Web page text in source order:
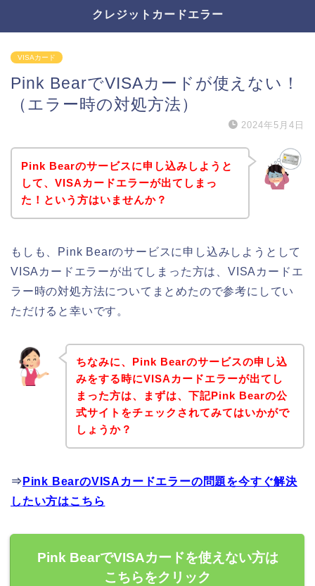
クレジットカードエラー
VISAカード
Pink BearでVISAカードが使えない！
（エラー時の対処方法）
2024年5月4日
Pink Bearのサービスに申し込みしようと
して、VISAカードエラーが出てしまっ
た！という方はいませんか？
もしも、Pink Bearのサービスに申し込みしようとして
VISAカードエラーが出てしまった方は、VISAカードエ
ラー時の対処方法についてまとめたので参考にしてい
ただけると幸いです。
ちなみに、Pink Bearのサービスの申し込
みをする時にVISAカードエラーが出てし
まった方は、まずは、下記Pink Bearの公
式サイトをチェックされてみてはいかがで
しょうか？
⇒ Pink BearのVISAカードエラーの問題を今すぐ解決
したい方はこちら
Pink BearでVISAカードを使えない方は
こちらをクリック